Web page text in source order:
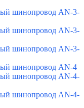
шинопровод AN-3-
шинопровод AN-3-
шинопровод AN-3-
шинопровод AN-4
шинопровод AN-4-
шинопровод AN-4-